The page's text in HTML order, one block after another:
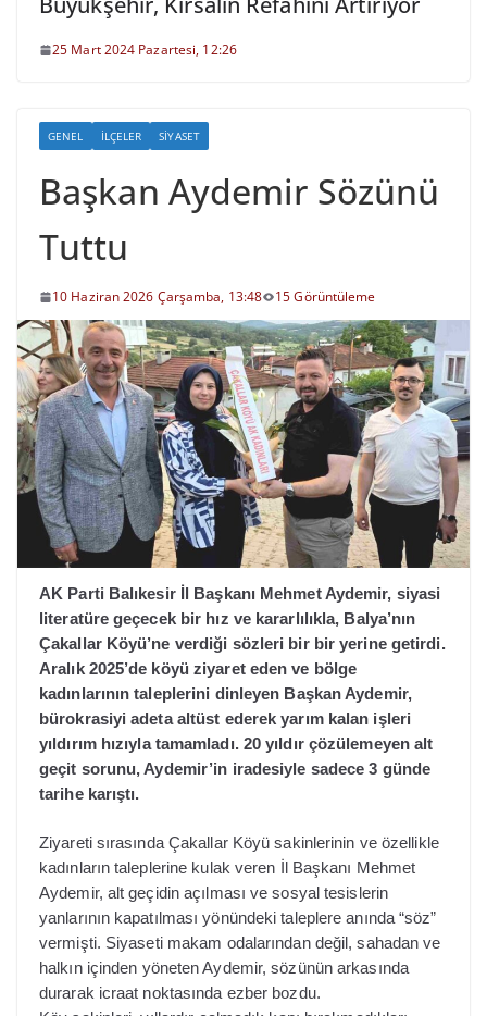
25 Mart 2024 Pazartesi, 12:26
GENEL İLÇELER SIYASET
Başkan Aydemir Sözünü
Tuttu
10 Haziran 2026 Çarşamba, 13:48 15 Görüntüleme
AK Parti Balıkesir İl Başkanı Mehmet Aydemir, siyasi
literatüre geçecek bir hız ve kararlılıkla, Balya’nın
Çakallar Köyü’ne verdiği sözleri bir bir yerine getirdi.
Aralık 2025’de köyü ziyaret eden ve bölge
kadınlarının taleplerini dinleyen Başkan Aydemir,
bürokrasiyi adeta altüst ederek yarım kalan işleri
yıldırım hızıyla tamamladı. 20 yıldır çözülemeyen alt
geçit sorunu, Aydemir’in iradesiyle sadece 3 günde
tarihe karıştı.
Ziyareti sırasında Çakallar Köyü sakinlerinin ve özellikle
kadınların taleplerine kulak veren İl Başkanı Mehmet
Aydemir, alt geçidin açılması ve sosyal tesislerin
yanlarının kapatılması yönündeki taleplere anında “söz”
vermişti. Siyaseti makam odalarından değil, sahadan ve
halkın içinden yöneten Aydemir, sözünün arkasında
durarak icraat noktasında ezber bozdu.